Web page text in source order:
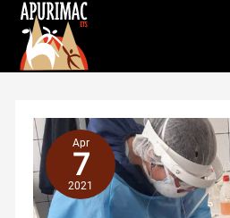
contenuto
Apr
7
2021